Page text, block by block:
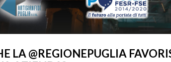
LA @REGIONEPUGLIA